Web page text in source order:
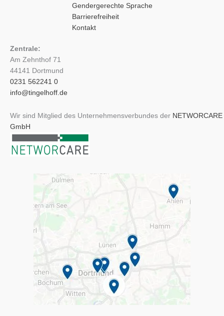
Gendergerechte Sprache
Barrierefreiheit
Kontakt
Zentrale:
Am Zehnthof 71
44141 Dortmund
0231 562241 0
info@tingelhoff.de
Wir sind Mitglied des Unternehmensverbundes der NETWORCARE
GmbH